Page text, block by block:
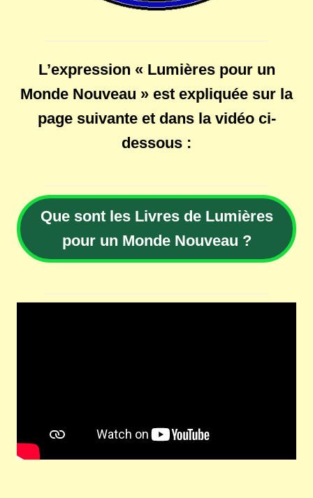
L’expression « Lumières pour un
Monde Nouveau » est expliquée sur la
page suivante et dans la vidéo ci-
dessous :
Que sont les Livres de Lumières
pour un Monde Nouveau ?